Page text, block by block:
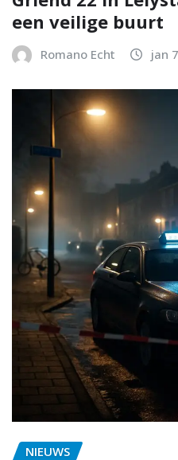
een veilige buurt
Romano Echt jan
NIEUWS